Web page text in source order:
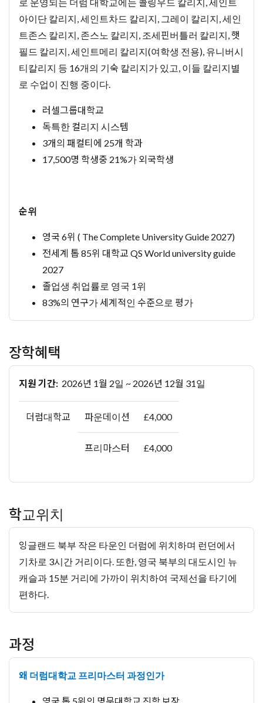
아이단 칼리지, 세인트차드 칼리지, 그레이 칼리지, 세인
트존스 칼리지, 존스노 칼리지, 조세핀버틀러 칼리지, 햇
필드 칼리지, 세인트메리 칼리지(여학생 전용), 유니버시
티칼리지 등 16개의 기숙 칼리지가 있고, 이들 칼리지별
로 수업이 진행 중이다.
러셀그룹대학교
독특한 컬리지 시스템
3개의 패컬티에 25개 학과
17,500명 학생중 21%가 외국학생
순위
영국 6위 ( The Complete University Guide 2027)
전세계 톱 85위 대학교 QS World university guide
2027
졸업생 취업률로 영국 1위
83%의 연구가 세계적인 수준으로 평가
장학혜택
지원 기간: 2026년 1월 2일 ~ 2026년 12월 31일
더럼대학교 파운데이션 £4,000
프리마스터 £4,000
학교위치
잉글랜드 북부 작은 타운인 더럼에 위치하며 런던에서
기차로 3시간 거리이다. 또한, 영국 북부의 대도시인 뉴
캐슬과 15분 거리에 가까이 위치하여 국제선을 타기에
편하다.
과정
왜 더럼대학교 프리마스터 과정인가